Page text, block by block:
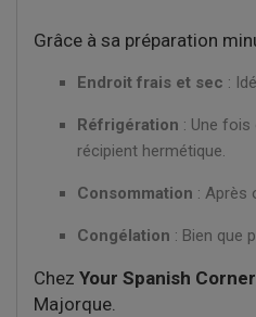
Grâce à sa préparation
Endroit frais et sec :
Réfrigération : Une
récipient hermétique.
Consommation : Après
Congélation : Bien que
Chez Your Spanish Corner
Majorque.